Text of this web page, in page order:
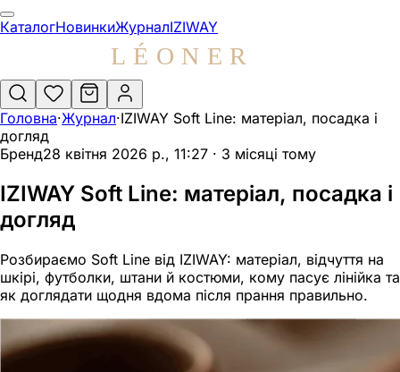
IZIWAY Soft Line: матеріал, посадка і
Soft line — фірмова тканина IZIWAY: 78% бавовна, 18%
Soft Line від IZIWAY — це домашня лінійка для тих, хто
Що таке Soft Line від IZIWAY
Soft Line — це не про складний образ, а про базу для
Для LEONER бренд IZIWAY закриває потребу в
Матеріал: склад і відчуття на шкірі
У домашньому одязі матеріал має значення не менше,
Оцінюючи матеріал, звертайте увагу на три речі: як
М’який матеріал не означає повну відсутність
КаталогНовинкиЖурналIZIWAY
Головна·Журнал·IZIWAY Soft Line: матеріал, посадка і
догляд
Бренд28 квітня 2026 р., 11:27 · 3 місяці тому
IZIWAY Soft Line: матеріал, посадка і
догляд
Розбираємо Soft Line від IZIWAY: матеріал, відчуття на
шкірі, футболки, штани й костюми, кому пасує лінійка та
як доглядати щодня вдома після прання правильно.